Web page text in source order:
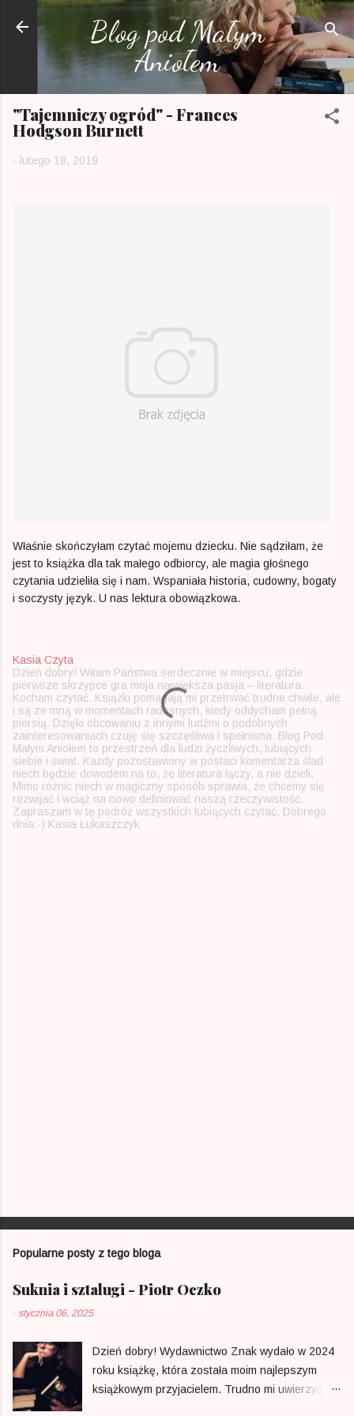
Przejdź do głównej zawartości
Blog pod Małym
Aniołem
"Tajemniczy ogród" - Frances
Hodgson Burnett
- lutego 18, 2019
Właśnie skończyłam czytać mojemu dziecku. Nie sądziłam, że
jest to książka dla tak małego odbiorcy, ale magia głośnego
czytania udzieliła się i nam. Wspaniała historia, cudowny, bogaty
i soczysty język. U nas lektura obowiązkowa.
Kasia Czyta
Dzień dobry! Witam Państwa serdecznie w miejscu, gdzie
pierwsze skrzypce gra moja największa pasja – literatura.
Kocham czytać. Książki pomagają mi przetrwać trudne chwile, ale
i są ze mną w momentach radosnych, kiedy oddycham pełną
piersią. Dzięki obcowaniu z innymi ludźmi o podobnych
zainteresowaniach czuję się szczęśliwa i spełniona. Blog Pod
Małym Aniołem to przestrzeń dla ludzi życzliwych, lubiących
siebie i świat. Każdy pozostawiony w postaci komentarza ślad
niech będzie dowodem na to, że literatura łączy, a nie dzieli.
Mimo różnic niech w magiczny sposób sprawia, że chcemy się
rozwijać i wciąż na nowo definiować naszą rzeczywistość.
Zapraszam w tę podróż wszystkich lubiących czytać. Dobrego
dnia:-) Kasia Łukaszczyk
Popularne posty z tego bloga
Suknia i sztalugi - Piotr Oczko
- stycznia 06, 2025
Dzień dobry! Wydawnictwo Znak wydało w 2024
roku książkę, która została moim najlepszym
książkowym przyjacielem. Trudno mi uwierzyć, że